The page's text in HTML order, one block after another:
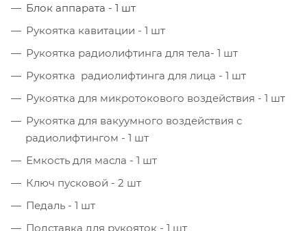
Блок аппарата - 1 шт
Рукоятка кавитации - 1 шт
Рукоятка радиолифтинга для тела- 1 шт
Рукоятка радиолифтинга для лица - 1 шт
Рукоятка для микротокового воздействия - 1 шт
Рукоятка для вакуумного воздействия с
радиолифтингом - 1 шт
Емкость для масла - 1 шт
Ключ пусковой - 2 шт
Педаль - 1 шт
Подставка для рукояток - 1 шт